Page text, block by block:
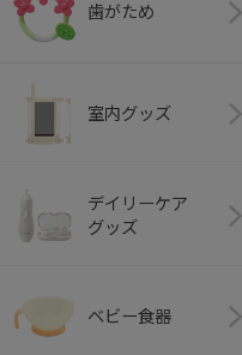
歯がため
室内グッズ
デイリーケア
グッズ
ベビー食器